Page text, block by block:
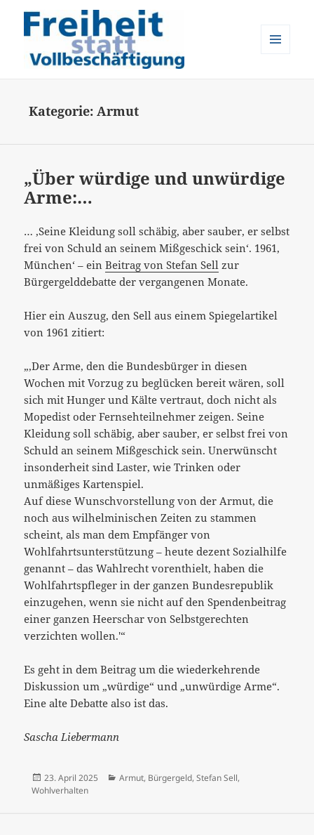
Kategorie:Armut
„Über würdige und unwürdige
Arme:…
… ‚Seine Kleidung soll schäbig, aber sauber, er selbst
frei von Schuld an seinem Mißgeschick sein‘. 1961,
München‘ – einBeitrag von Stefan Sell zur
Bürgergelddebatte der vergangenen Monate.
Hier ein Auszug, den Sell aus einem Spiegelartikel
von 1961 zitiert:
„‚Der Arme, den die Bundesbürger in diesen
Wochen mit Vorzug zu beglücken bereit wären, soll
sich mit Hunger und Kälte vertraut, doch nicht als
Mopedist oder Fernsehteilnehmer zeigen. Seine
Kleidung soll schäbig, aber sauber, er selbst frei von
Schuld an seinem Mißgeschick sein. Unerwünscht
insonderheit sind Laster, wie Trinken oder
unmäßiges Kartenspiel.
Auf diese Wunschvorstellung von der Armut, die
noch aus wilhelminischen Zeiten zu stammen
scheint, als man dem Empfänger von
Wohlfahrtsunterstützung – heute dezent Sozialhilfe
genannt – das Wahlrecht vorenthielt, haben die
Wohlfahrtspfleger in der ganzen Bundesrepublik
einzugehen, wenn sie nicht auf den Spendenbeitrag
einer ganzen Heerschar von Selbstgerechten
verzichten wollen.'“
Es geht in dem Beitrag um die wiederkehrende
Diskussion um „würdige“ und „unwürdige Arme“.
Eine alte Debatte also ist das.
Sascha Liebermann
Veröffentlicht
am
23. April 2025 Kategorien
Armut, Bürgergeld, Stefan Sell,
Wohlverhalten